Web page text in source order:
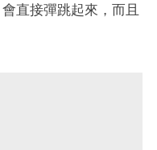
直接彈跳起來，而且